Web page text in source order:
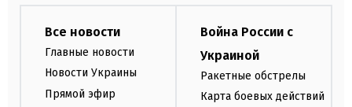
Все новости
Главные новости
Новости Украины
Прямой эфир
Война России с
Украиной
Ракетные обстрелы
Карта боевых действий